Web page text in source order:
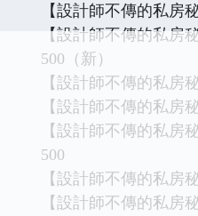
【設計師不傳的私房
【設計師不傳的私房
500（新）
【設計師不傳的私房
【設計師不傳的私房
【設計師不傳的私房
500
【設計師不傳的私房
【設計師不傳的私房